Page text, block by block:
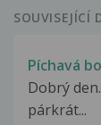
SOUVISEJÍCÍ
Píchavá
Dobrý
párkrát...